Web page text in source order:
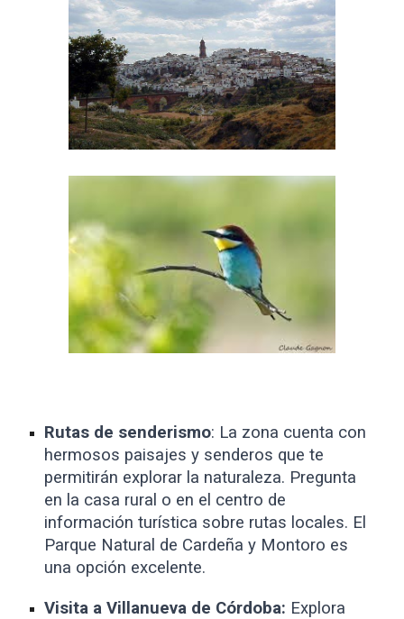
Rutas de senderismo: La zona cuenta con
hermosos paisajes y senderos que te
permitirán explorar la naturaleza. Pregunta
en la casa rural o en el centro de
información turística sobre rutas locales. El
Parque Natural de Cardeña y Montoro es
una opción excelente.
Visita a Villanueva de Córdoba: Explora